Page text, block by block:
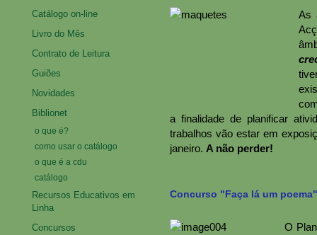
As
a finalidade de planificar
trabalhos vão estar em
janeiro. A não perder!
Concurso "Faça lá um poema"
O
Catálogo on-line
Livro do Mês
Contrato de Leitura
Guiões
Novidades
Biblionet
o que é?
como usar o catálogo
o que é a cdu
catálogo
Recursos Educativos em
Linha
Concursos